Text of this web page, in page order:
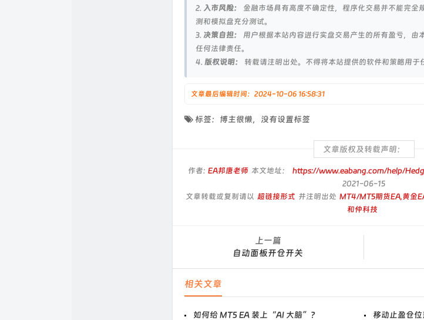
2. 入市风险：
金融市场具有高度不确定性，程序化交易并不能完全
测和模拟盘充分测试。
3. 决策自担：
用户根据本站内容进行实盘交易产生的所有盈亏，由
任何法律责任。
4. 版权说明： 转载请注明出处。不得将本站提供的软件和策略用于
文章最后编辑时间：2024-10-06 16:58:31
标签：博主很懒，没有设置标签
文章版权及转载声明：
作者: EA邦唐老师 本文地址： https://www.eabang.com/help/
2021-06-15
文章转载或复制请以 超链接形式 并注明出处 MT4/MT5期货EA,黄金
和仲科技
上一篇
自动面板开仓开关
相关文章
如何给 MT5 EA 装上“AI 大脑”？
移动止盈仓位